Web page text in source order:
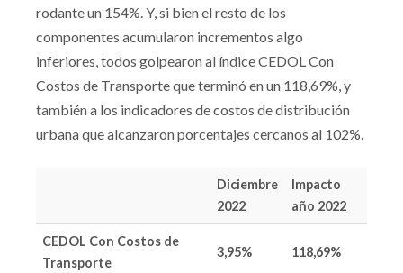
rodante un 154%. Y, si bien el resto de los
componentes acumularon incrementos algo
inferiores, todos golpearon al índice CEDOL Con
Costos de Transporte que terminó en un 118,69%, y
también a los indicadores de costos de distribución
urbana que alcanzaron porcentajes cercanos al 102%.
Diciembre
2022
Impacto
año 2022
CEDOL Con Costos de
Transporte
3,95% 118,69%